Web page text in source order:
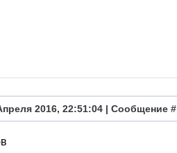
2016, 22:51:04 | Сообщение #